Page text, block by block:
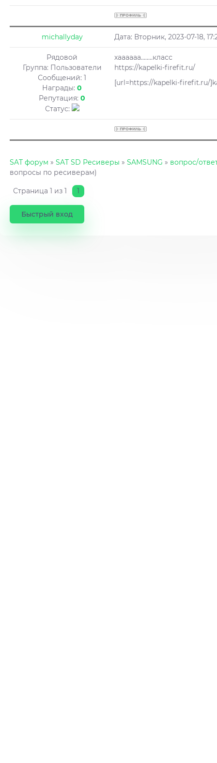
michallyday Дата: Вторник, 2023-07-18,
Рядовой
Группа: Пользователи
Сообщений: 1
Награды: 0
Репутация: 0
Статус:
хаааааа........класс
https://kapelki-firefit.ru/
[url=https://kapelki-firefit.ru/
SAT форум » SAT SD Ресиверы » SAMSUNG » вопрос/
вопросы по ресиверам)
Страница 1 из 1 1